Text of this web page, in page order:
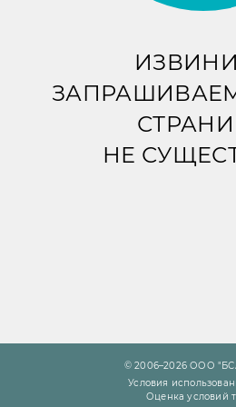
НЕ
© 2006–2026 ООО
Условия
Оценка условий